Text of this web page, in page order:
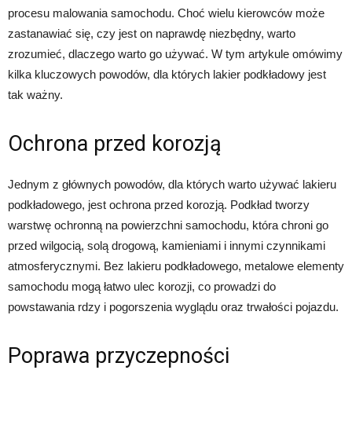
procesu malowania samochodu. Choć wielu kierowców może
zastanawiać się, czy jest on naprawdę niezbędny, warto
zrozumieć, dlaczego warto go używać. W tym artykule omówimy
kilka kluczowych powodów, dla których lakier podkładowy jest
tak ważny.
Ochrona przed korozją
Jednym z głównych powodów, dla których warto używać lakieru
podkładowego, jest ochrona przed korozją. Podkład tworzy
warstwę ochronną na powierzchni samochodu, która chroni go
przed wilgocią, solą drogową, kamieniami i innymi czynnikami
atmosferycznymi. Bez lakieru podkładowego, metalowe elementy
samochodu mogą łatwo ulec korozji, co prowadzi do
powstawania rdzy i pogorszenia wyglądu oraz trwałości pojazdu.
Poprawa przyczepności